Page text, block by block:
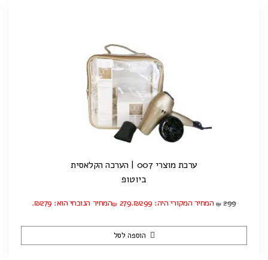
ערכת מוצרי 007 | הערכה הקלאסית
ביוטופ
₪ 299 המחיר המקורי היה: ₪299. ₪ 279 המחיר הנוכחי הוא: ₪279.
הוספה לסל